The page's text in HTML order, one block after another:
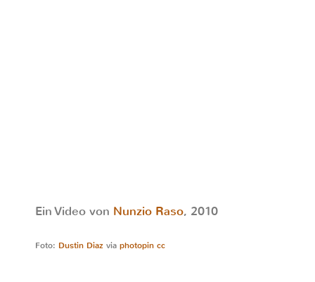
Ein Video von Nunzio Raso, 2010
Foto: Dustin Diaz via photopin cc